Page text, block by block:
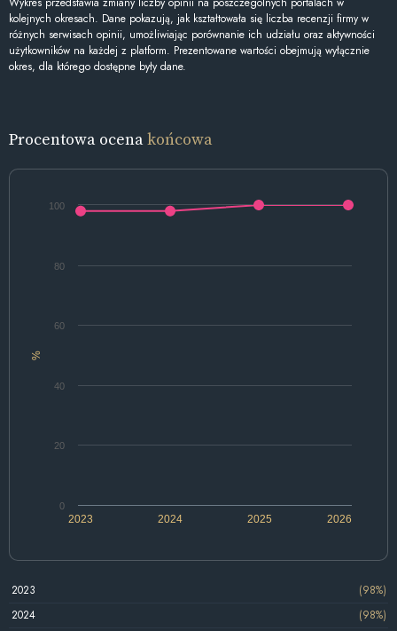
kolejnych okresach. Dane pokazują, jak kształtowała się liczba recenzji firmy w
różnych serwisach opinii, umożliwiając porównanie ich udziału oraz aktywności
użytkowników na każdej z platform. Prezentowane wartości obejmują wyłącznie
okres, dla którego dostępne były dane.
Procentowa ocenakońcowa
%
2024 2026
2023 2025
0
20
40
60
80
100
2023
(98%)
2024
(98%)